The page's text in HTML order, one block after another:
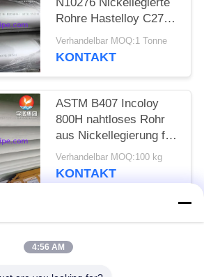
N10276 Nickellegierte
Rohre Hastelloy C276
Schweißrohre
Verhandelbar MOQ:1 Tonne
KONTAKT
ASTM B407 Incoloy
800H nahtloses Rohr
aus Nickellegierung für
den
Hochtemperaturdienst
mit Kriech- und
Verhandelbar MOQ:100 kg
KONTAKT
4:56 AM